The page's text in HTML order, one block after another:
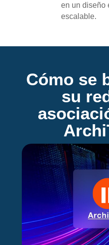
en un diseño
escalable.
Cómo se
su